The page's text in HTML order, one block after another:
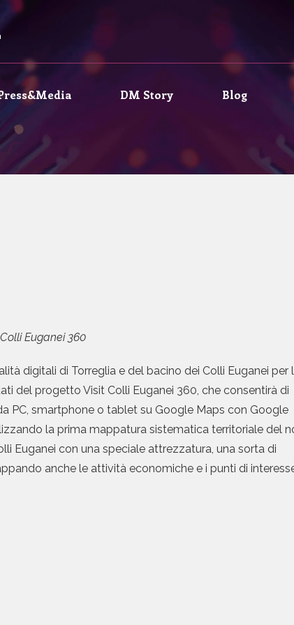
DM Story Blog
Euganei 360
digitali di Torreglia e del bacino dei Colli Euganei per
del progetto Visit Colli Euganei 360, che consentirà di
PC, smartphone o tablet su Google Maps con Google
la prima mappatura sistematica territoriale del
Euganei con una speciale attrezzatura, una sorta di
anche le attività economiche e i punti di